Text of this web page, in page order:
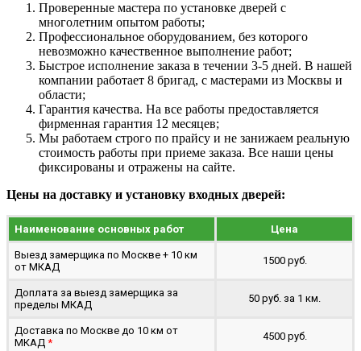
Проверенные мастера по установке дверей с
многолетним опытом работы;
Профессиональное оборудованием, без которого
невозможно качественное выполнение работ;
Быстрое исполнение заказа в течении 3-5 дней. В нашей
компании работает 8 бригад, с мастерами из Москвы и
области;
Гарантия качества. На все работы предоставляется
фирменная гарантия 12 месяцев;
Мы работаем строго по прайсу и не занижаем реальную
стоимость работы при приеме заказа. Все наши цены
фиксированы и отражены на сайте.
Цены на доставку и установку входных дверей:
Наименование основных работ Цена
Выезд замерщика по Москве + 10 км
от МКАД
1500 руб.
Доплата за выезд замерщика за
пределы МКАД
50 руб. за 1 км.
Доставка по Москве до 10 км от
МКАД *
4500 руб.